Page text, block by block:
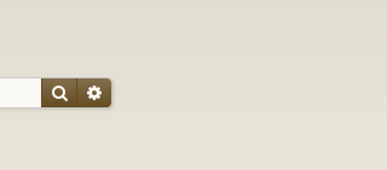
SucheErweiterte Suche